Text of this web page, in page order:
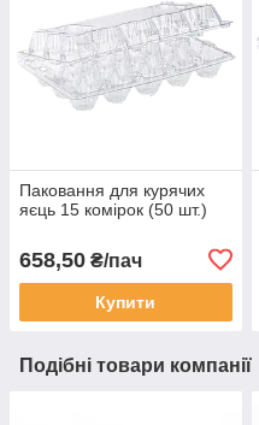
Паковання для курячих
яєць 15 комірок (50 шт.)
658,50 ₴/пач
Купити
Подібні товари компанії